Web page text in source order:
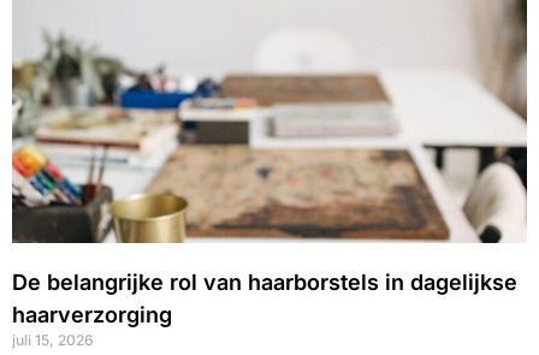
De belangrijke rol van haarborstels in dagelijkse
haarverzorging
juli 15, 2026